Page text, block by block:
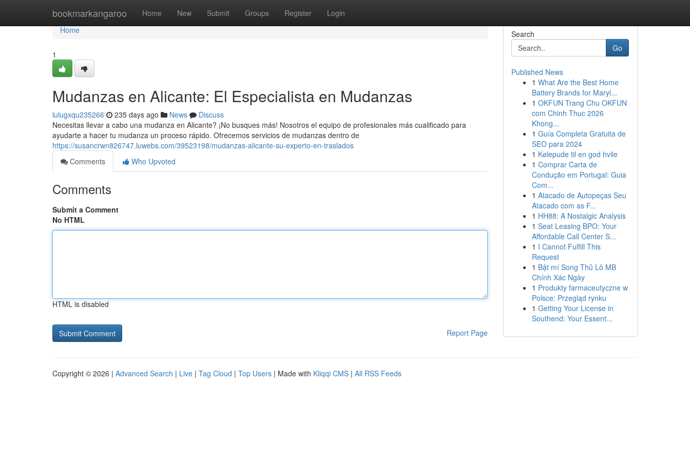
bookmarkangaroo Home New Submit Groups Register Login
Home
Home
1
Mudanzas en Alicante: El Especialista en Mudanzas
lulugxqu235266 235 days ago News
Discuss
Necesitas llevar a cabo una mudanza en Alicante? ¡No busques más! Nosotros el equipo de profesionales más cualificado para
ayudarte a hacer tu mudanza un proceso rápido. Ofrecemos servicios de mudanzas dentro de
https://susancrwn826747.luwebs.com/39523198/mudanzas-alicante-su-experto-en-traslados
Comments
Who Upvoted
Comments
Submit a Comment
No HTML
HTML is disabled
Report Page
Search
Go
Published News
1 What Are the Best Home
Battery Brands for Maryl...
1 OKFUN Trang Chu OKFUN
com Chinh Thuc 2026
Khong...
1 Guía Completa Gratuita de
SEO para 2024
1 Kølepude til en god hvile
1 Comprar Carta de
Condução em Portugal: Guia
Com...
1 Atacado de Autopeças Seu
Atacado com as F...
1 HH88: A Nostalgic Analysis
1 Seat Leasing BPO: Your
Affordable Call Center S...
1 I Cannot Fulfill This
Request
1 Bật mí Song Thủ Lô MB
Chính Xác Ngày
1 Produkty farmaceutyczne w
Polsce: Przegląd rynku
1 Getting Your License in
Southend: Your Essent...
Copyright © 2026 | Advanced Search | Live | Tag Cloud | Top Users | Made with Kliqqi CMS | All RSS Feeds